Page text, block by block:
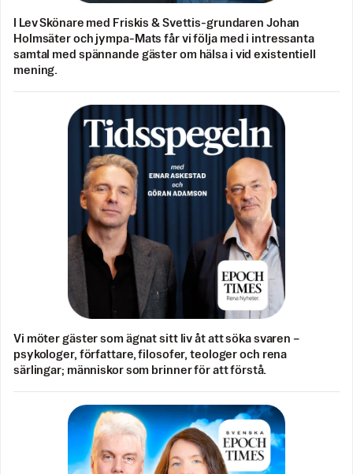
I Lev Skönare med Friskis & Svettis-grundaren Johan
Holmsäter och jympa-Mats får vi följa med i intressanta
samtal med spännande gäster om hälsa i vid existentiell
mening.
Vi möter gäster som ägnat sitt liv åt att söka svaren –
psykologer, författare, filosofer, teologer och rena
särlingar; människor som brinner för att förstå.